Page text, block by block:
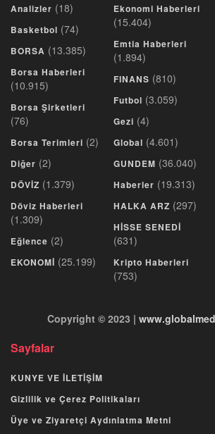
Analizler (18)
Basketbol (74)
BORSA (13.385)
Borsa Haberleri
(10.915)
Borsa Şirketleri
(76)
Borsa Terimleri (2)
Diğer (2)
DÖVİZ (1.379)
Döviz Haberleri
(1.309)
Eğlence (2)
EKONOMİ (25.199)
Ekonomi Haberleri
(15.404)
Emtia Haberleri
(1.894)
FINANS (810)
Futbol (3.059)
Gezi (4)
Global (4.601)
GUNDEM (36.040)
Haberler (19.313)
HALKA ARZ (297)
HİSSE SENEDİ
(631)
Kripto Haberleri
(753)
Copyright © 2023 |
Sayfalar
KUNYE VE İLETİŞİM
Gizlilik ve Çerez Politikaları
Üye ve Ziyaretçi Aydınlatma Metni